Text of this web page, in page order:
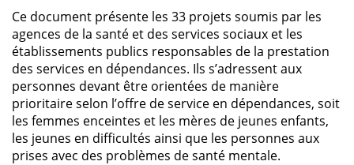
Ce document présente les 33 projets soumis par les
agences de la santé et des services sociaux et les
établissements publics responsables de la prestation
des services en dépendances. Ils s’adressent aux
personnes devant être orientées de manière
prioritaire selon l’offre de service en dépendances, soit
les femmes enceintes et les mères de jeunes enfants,
les jeunes en difficultés ainsi que les personnes aux
prises avec des problèmes de santé mentale.